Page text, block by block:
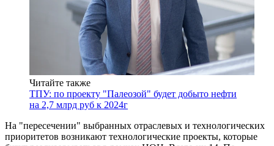
Читайте также
ТПУ: по проекту "Палеозой" будет добыто нефти
на 2,7 млрд руб к 2024г
На "пересечении" выбранных отраслевых и технологических
приоритетов возникают технологические проекты, которые